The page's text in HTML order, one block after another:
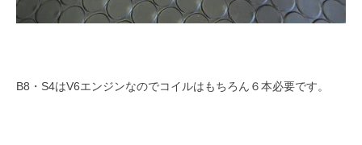
B8・S4はV6エンジンなのでコイルはもちろん６本必要です。